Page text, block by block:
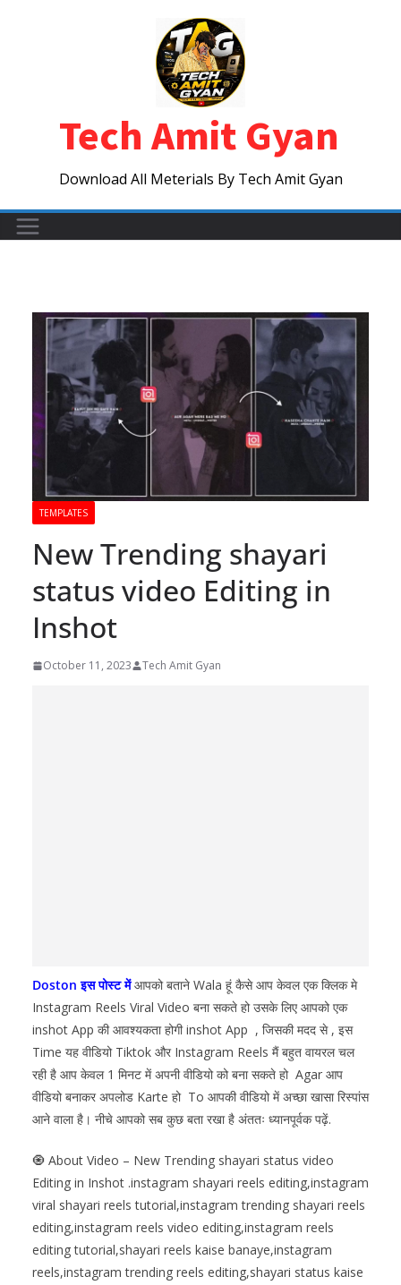
Tech Amit Gyan
Download All Meterials By Tech Amit Gyan
TEMPLATES
New Trending shayari
status video Editing in
Inshot
October 11, 2023 Tech Amit Gyan
Doston इस पोस्ट मेंआपको बताने Wala हूं कैसे आप केवल एक क्लिक मे
Instagram Reels Viral Video बना सकते हो उसके लिए आपको एक
inshot App की आवश्यकता होगी inshot App , जिसकी मदद से , इस
Time यह वीडियो Tiktok और Instagram Reels मैं बहुत वायरल चल
रही है आप केवल 1 मिनट में अपनी वीडियो को बना सकते हो Agar आप
वीडियो बनाकर अपलोड Karte हो To आपकी वीडियो में अच्छा खासा रिस्पांस
आने वाला है। नीचे आपको सब कुछ बता रखा है अंततः ध्यानपूर्वक पढ़ें.
🧿 About Video – New Trending shayari status video
Editing in Inshot .instagram shayari reels editing,instagram
viral shayari reels tutorial,instagram trending shayari reels
editing,instagram reels video editing,instagram reels
editing tutorial,shayari reels kaise banaye,instagram
reels,instagram trending reels editing,shayari status kaise